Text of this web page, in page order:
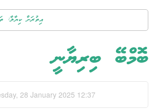
އިތުރަށް ކިޔާލާ:
ބޮމްބޭ ބިރިޔާނީ
28 January 2025 12:37